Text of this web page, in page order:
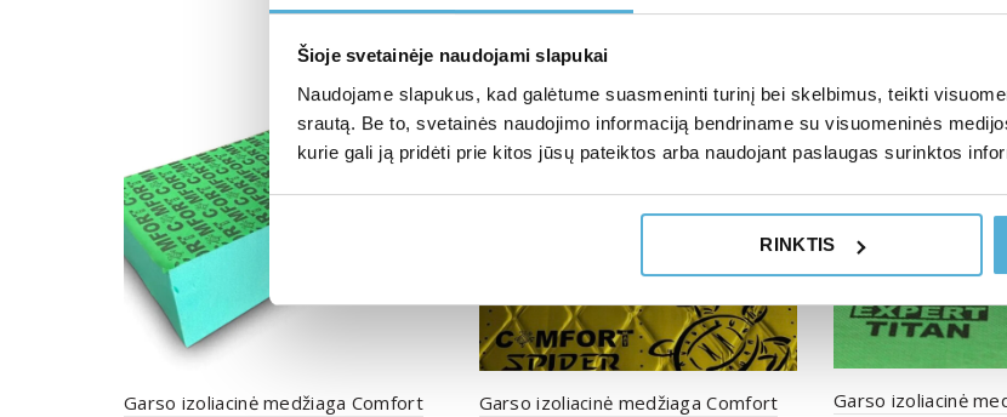
Šioje svetainėje naudojami slapukai
Naudojame slapukus, kad galėtume suasmeninti turinį bei skelbimus, teikti
srautą. Be to, svetainės naudojimo informaciją bendriname su visuomeninės
kurie gali ją pridėti prie kitos jūsų pateiktos arba naudojant paslaugas surinktos
RINKTIS
Garso izoliacinė medžiaga Comfort
Garso izoliacinė medžiaga Comfort
Garso izoliacinė